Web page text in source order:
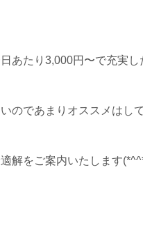
あたり3,000円〜で充実し
のであまりオススメはし
解をご案内いたします